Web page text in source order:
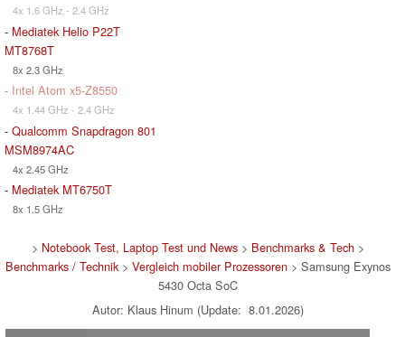
4x 1.6 GHz - 2.4 GHz
- Mediatek Helio P22T
MT8768T
8x 2.3 GHz
- Intel Atom x5-Z8550
4x 1.44 GHz - 2.4 GHz
- Qualcomm Snapdragon 801
MSM8974AC
4x 2.45 GHz
- Mediatek MT6750T
8x 1.5 GHz
> Notebook Test, Laptop Test und News > Benchmarks & Tech >
Benchmarks / Technik> Vergleich mobiler Prozessoren > Samsung Exynos
5430 Octa SoC
Autor: Klaus Hinum (Update: 8.01.2026)